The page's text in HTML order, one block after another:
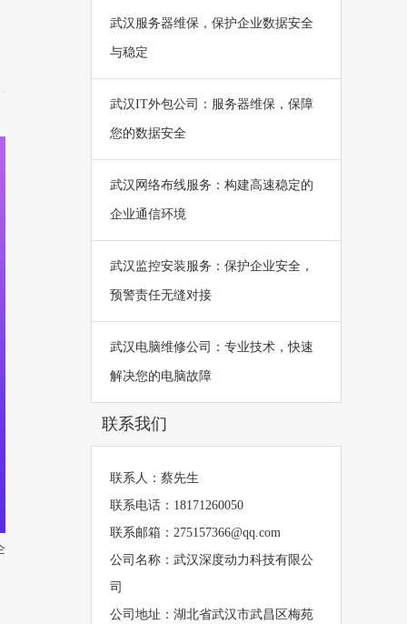
武汉服务器维保，保护企业数据安全
与稳定
武汉IT外包公司：服务器维保，保障
您的数据安全
武汉网络布线服务：构建高速稳定的
企业通信环境
武汉监控安装服务：保护企业安全，
预警责任无缝对接
武汉电脑维修公司：专业技术，快速
解决您的电脑故障
联系我们
联系人：蔡先生
联系电话：18171260050
联系邮箱：275157366@qq.com
公司名称：武汉深度动力科技有限公
司
公司地址：湖北省武汉市武昌区梅苑